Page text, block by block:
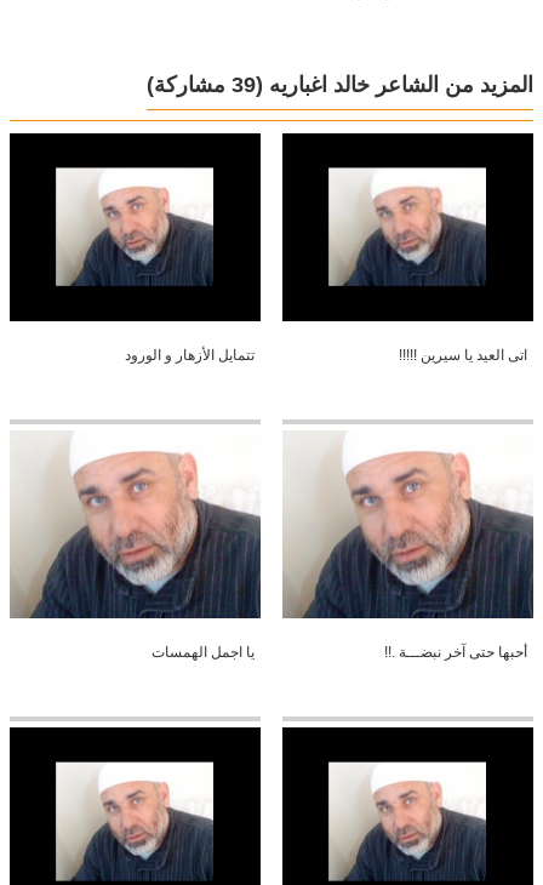
المزيد من الشاعر خالد اغباريه (39 مشاركة)
اتى العيد يا سيرين !!!!! تتمايل الأزهار و الورود
أحبها حتى آخر نبضـــة .!! يا اجمل الهمسات